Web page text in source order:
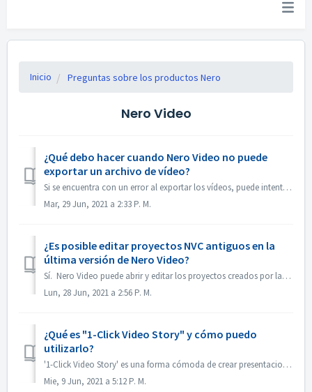
Inicio Preguntas sobre los productos Nero
Nero Video
¿Qué debo hacer cuando Nero Video no puede
exportar un archivo de vídeo?
Si se encuentra con un error al exportar los vídeos, puede intentar lo siguiente: 1. Por favor, vaya a C:\NUsuarios[Usuario actual]\NAppData\Roaming\NNero[V...
Mar, 29 Jun, 2021 a 2:33 P. M.
¿Es posible editar proyectos NVC antiguos en la
última versión de Nero Video?
Sí. Nero Video puede abrir y editar los proyectos creados por las versiones antiguas de Nero Video. Pero, el antiguo Nero Video no puede abrir los proye...
Lun, 28 Jun, 2021 a 2:56 P. M.
¿Qué es "1-Click Video Story" y cómo puedo
utilizarlo?
'1-Click Video Story' es una forma cómoda de crear presentaciones de diapositivas y películas profesionales con solo arrastrar y soltar, y con un so...
Mie, 9 Jun, 2021 a 5:12 P. M.